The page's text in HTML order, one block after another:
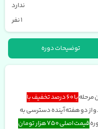
ندارد
1 نفر
توضیحات دوره
مرحله
با 60 درصد تخفیف با
دو هفته آینده دسترسی به
قیمت اصلی 750 هزار تومان